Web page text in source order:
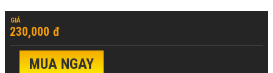
230,000 đ
GIÁ
MUA NGAY